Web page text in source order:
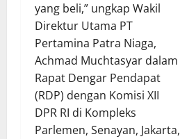
yang beli,” ungkap Wakil
Direktur Utama PT
Pertamina Patra Niaga,
Achmad Muchtasyar dalam
Rapat Dengar Pendapat
(RDP) dengan Komisi XII
DPR RI di Kompleks
Parlemen, Senayan, Jakarta,